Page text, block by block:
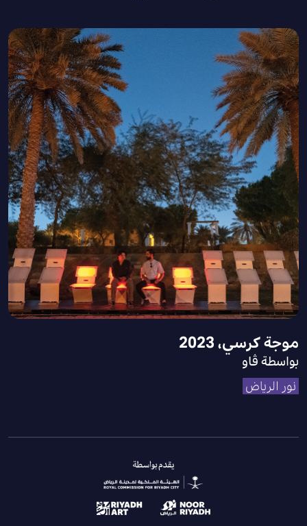
موجة كرسي، 2023
بواسطة ڤاو
نور الرياض